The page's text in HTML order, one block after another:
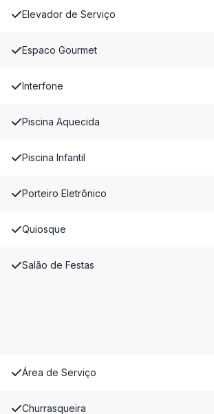
Elevador de Serviço
Espaco Gourmet
Interfone
Piscina Aquecida
Piscina Infantil
Porteiro Eletrônico
Quiosque
Salão de Festas
Área de Serviço
Churrasqueira